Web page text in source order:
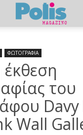
ΦΩΤΟΓΡΑΦΙΑ
του
Davy
Wall